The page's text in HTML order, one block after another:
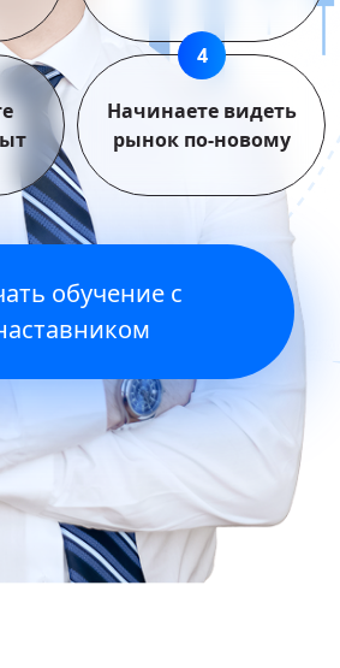
Начинаете видеть
рынок по-новому
обучение с